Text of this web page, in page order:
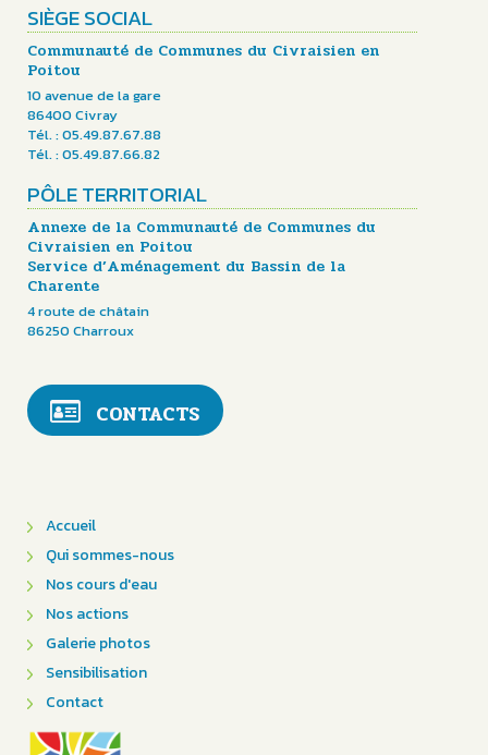
SIÈGE SOCIAL
Communauté de Communes du Civraisien en
Poitou
10 avenue de la gare
86400 Civray
Tél. : 05.49.87.67.88
Tél. : 05.49.87.66.82
PÔLE TERRITORIAL
Annexe de la Communauté de Communes du
Civraisien en Poitou
Service d’Aménagement du Bassin de la
Charente
4 route de châtain
86250 Charroux
CONTACTS
Accueil
Qui sommes-nous
Nos cours d'eau
Nos actions
Galerie photos
Sensibilisation
Contact